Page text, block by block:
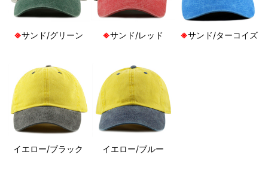
※サンド/グリーン ※サンド/レッド ※サンド/ターコイズ
イエロー/ブラック イエロー/ブルー